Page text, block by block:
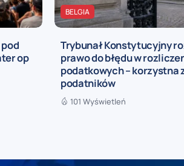
op
BELGIA
Trybunał Konstytucyjny
prawo do błędu w
podatkowych – korzystna
podatników
101 Wyświetleń